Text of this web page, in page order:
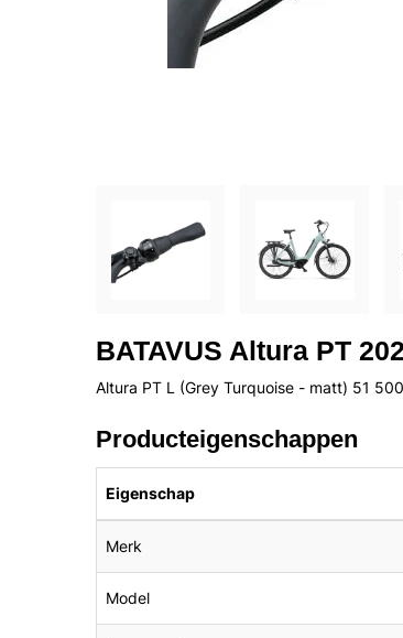
BATAVUS Altura PT
Altura PT L (Grey Turquoise - matt) 51
Producteigenschappen
Eigenschap
Merk
Model